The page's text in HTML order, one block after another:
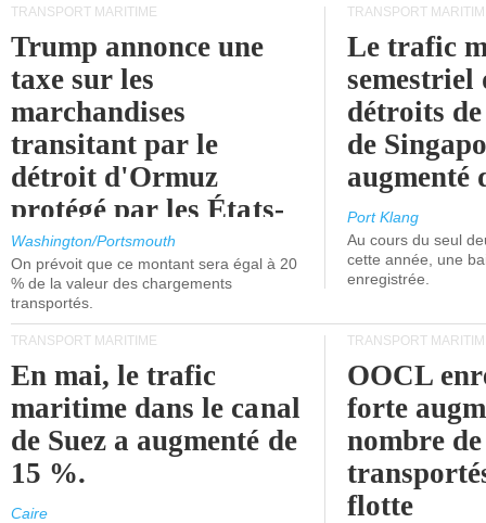
TRANSPORT MARITIME
Trump annonce une
taxe sur les
marchandises
transitant par le
détroit d'Ormuz
protégé par les États-
Unis.
Washington/Portsmouth
On prévoit que ce montant sera égal à 20
% de la valeur des chargements
transportés.
TRANSPORT
Le trafic
semestriel
détroits
de
augmenté
Port Klang
Au cours du seul
cette année, une
enregistrée.
TRANSPORT MARITIME
En mai, le trafic
maritime dans le canal
de Suez a augmenté de
15 %.
Caire
TRANSPORT
OOCL
forte
nombre
flotte